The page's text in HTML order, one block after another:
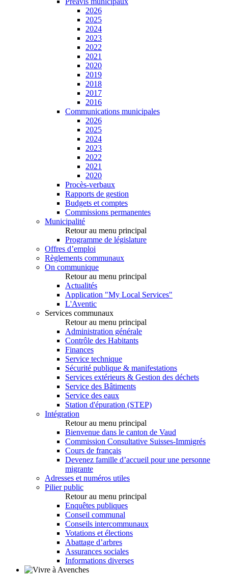
2026
2025
2024
2023
2022
2021
2020
2019
2018
2017
2016
Communications municipales
2026
2025
2024
2023
2022
2021
2020
Procès-verbaux
Rapports de gestion
Budgets et comptes
Commissions permanentes
Municipalité
Retour au menu principal
Programme de législature
Offres d’emploi
Règlements communaux
On communique
Retour au menu principal
Actualités
Application "My Local Services"
L'Aventic
Services communaux
Retour au menu principal
Administration générale
Contrôle des Habitants
Finances
Service technique
Sécurité publique & manifestations
Services extérieurs & Gestion des déchets
Service des Bâtiments
Service des eaux
Station d'épuration (STEP)
Intégration
Retour au menu principal
Bienvenue dans le canton de Vaud
Commission Consultative Suisses-Immigrés
Cours de français
Devenez famille d’accueil pour une personne
migrante
Adresses et numéros utiles
Pilier public
Retour au menu principal
Enquêtes publiques
Conseil communal
Conseils intercommunaux
Votations et élections
Abattage d’arbres
Assurances sociales
Informations diverses